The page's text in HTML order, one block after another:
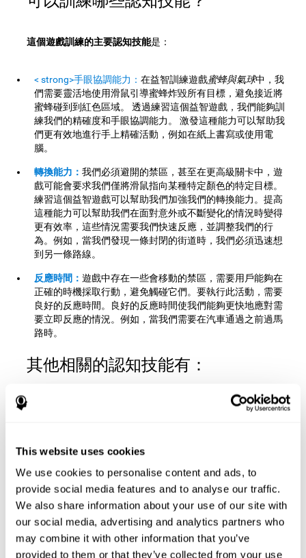
This website uses cookies
We use cookies to personalise content and ads, to
provide social media features and to analyse our traffic.
We also share information about your use of our site with
our social media, advertising and analytics partners who
may combine it with other information that you’ve
provided to them or that they’ve collected from your use
這個遊戲訓練的主要認知技能是：
< strong>手眼協調能力：在益智訓練遊戲蜜蜂與氣球中，我
們需要靈活地使用滑鼠引導蜜蜂炸毀所有目標，避免接近將
蜜蜂碰到到紅色區域。 透過練習這個益智遊戲，我們能夠訓
練我們的精確度和手眼協調能力。 激發這種能力可以幫助我
們更有效地進行手上精確活動，例如在紙上書寫或使用電
腦。
轉換能力：我們必須避開的禁區，甚至在更高級關卡中，遊
戲可能會要求我們僅將滑鼠指向某種特定顏色的特定目標。
練習這個益智遊戲可以幫助我們加強我們的轉換能力。提高
這種能力可以幫助我們在面對意外或不斷變化的情況時變得
更有效率，這些情況需要我們快速反應，並調整我們的行
為。例如，當我們發現一條封閉的街道時，我們必須迅速想
到另一條路線。
反應時間：遊戲中存在一些會移動的禁區，需要用戶能夠在
正確的時機採取行動，避免觸碰它們。要執行此活動，需要
良好的反應時間。良好的反應時間使我們能夠更快地應對需
要立即反應的情況。例如，當我們需要在汽車通過之前過馬
路時。
其他相關的認知技能有：
在這個益智遊戲中，我們必須觀察屏幕上出現
可以加強集中注意力。增強這種認知能力，可以幫助我們在
必須注意或檢測相關刺激的日常情況下提高效率。例如，當
我們需要看黑板或書籍本來檢測相關資訊時。
計劃能力：這個益智遊戲要求我們決定實現目標的順序。提
前計劃可以幫助我們更有效地實現目標。透過這個遊戲，我
們可以激發我們的計劃能力。提高這種認知能力，有助於我
們在日常生活中提高效率。例如，當我們必須考慮實現目標